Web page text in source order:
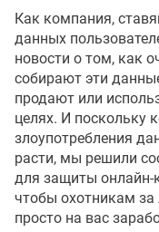
Как компания,
данных
новости о том, как
собирают эти
продают или
целях. И поскольку
злоупотребления
расти, мы решили
для защиты онлайн-
чтобы охотникам
просто на вас